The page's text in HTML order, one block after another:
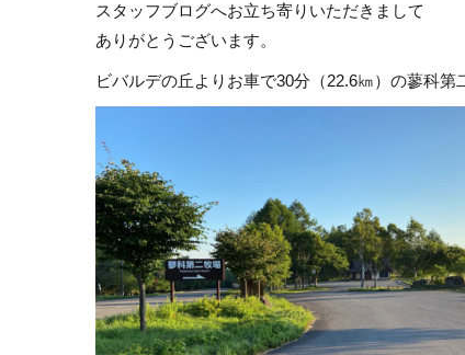
スタッフブログへお立ち寄りいただきまして
ありがとうございます。
ビバルデの丘よりお車で30分（22.6㎞）の蓼科第